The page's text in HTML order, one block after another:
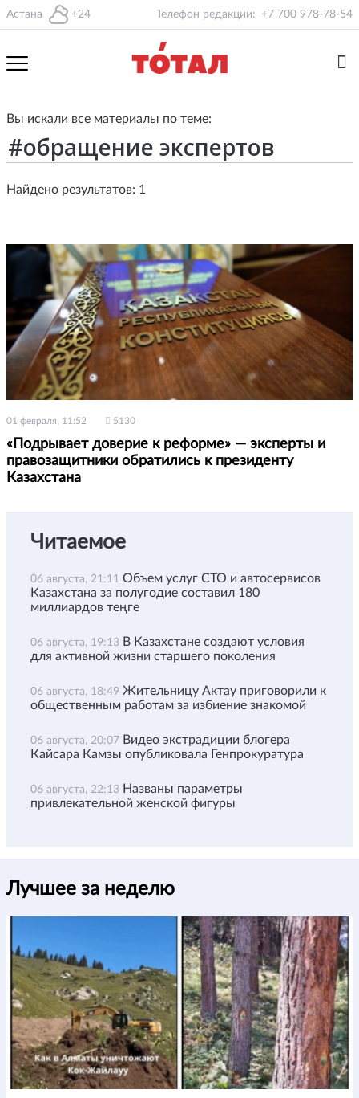
Астана +24 Телефон редакции: +7 700 978-78-54
Вы искали все материалы по теме:
Найдено результатов: 1
01 февраля, 11:52 5130
«Подрывает доверие к реформе» — эксперты и
правозащитники обратились к президенту
Казахстана
Читаемое
06 августа, 21:11 Объем услуг СТО и автосервисов
Казахстана за полугодие составил 180
миллиардов теңге
06 августа, 19:13 В Казахстане создают условия
для активной жизни старшего поколения
06 августа, 18:49 Жительницу Актау приговорили к
общественным работам за избиение знакомой
06 августа, 20:07 Видео экстрадиции блогера
Кайсара Камзы опубликовала Генпрокуратура
06 августа, 22:13 Названы параметры
привлекательной женской фигуры
Лучшее за неделю